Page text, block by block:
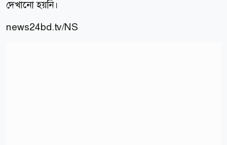
দেখানো হয়নি।
news24bd.tv/NS